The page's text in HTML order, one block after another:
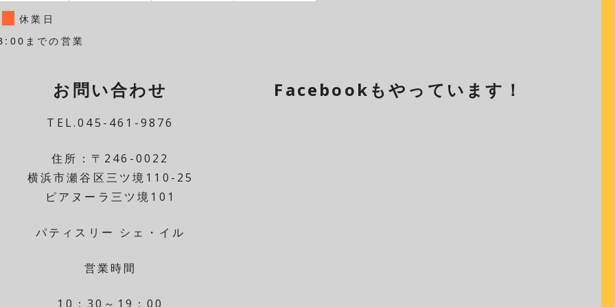
休業日
までの営業
お問い合わせ
TEL.045-461-9876
住所：〒246-0022
横浜市瀬谷区三ツ境110-25
ピアヌーラ三ツ境101
パティスリー シェ・イル
営業時間
10：30～19：00
Facebookもやっています！